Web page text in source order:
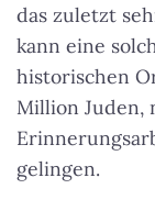
das zuletzt
kann eine
historischen
Million Juden,
gelingen.